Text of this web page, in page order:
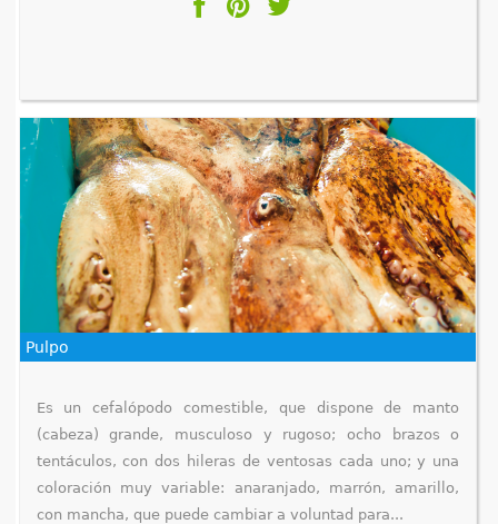
Pulpo
Es un cefalópodo comestible, que dispone de manto
(cabeza) grande, musculoso y rugoso; ocho brazos o
tentáculos, con dos hileras de ventosas cada uno; y una
coloración muy variable: anaranjado, marrón, amarillo,
con mancha, que puede cambiar a voluntad para...